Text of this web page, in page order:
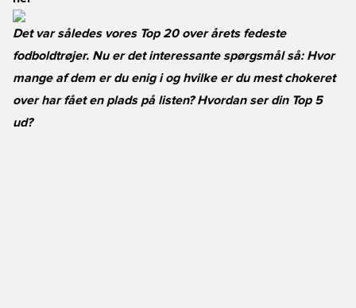
Det var således vores Top 20 over årets fedeste
fodboldtrøjer. Nu er det interessante spørgsmål så: Hvor
mange af dem er du enig i og hvilke er du mest chokeret
over har fået en plads på listen? Hvordan ser din Top 5
ud?